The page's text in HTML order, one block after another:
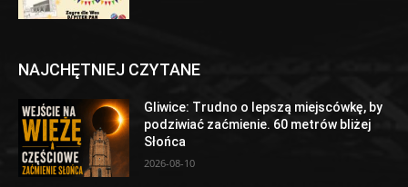
NAJCHĘTNIEJ CZYTANE
Gliwice: Trudno o lepszą miejscówkę, by
podziwiać zaćmienie. 60 metrów bliżej
Słońca
2026-08-10